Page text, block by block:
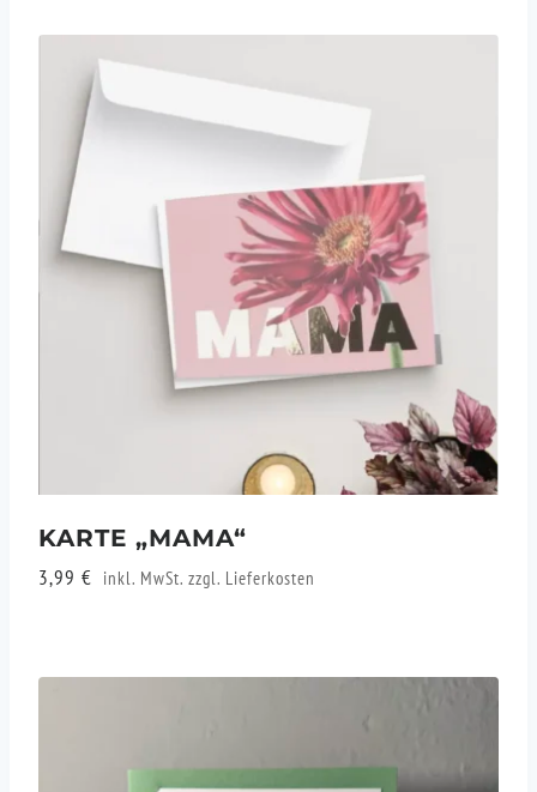
KARTE „MAMA“
3,99 € inkl. MwSt. zzgl. Lieferkosten